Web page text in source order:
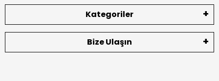
Kategoriler
Bize Ulaşın